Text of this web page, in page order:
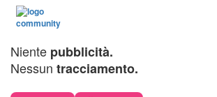
Niente pubblicità.
Nessun tracciamento.